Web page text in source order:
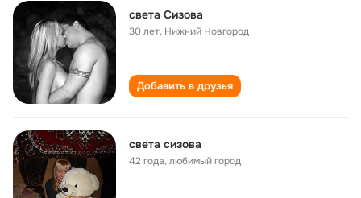
света Сизова
30 лет, Нижний Новгород
Добавить в друзья
света сизова
42 года,любимый город